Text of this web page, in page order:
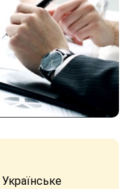
Українське